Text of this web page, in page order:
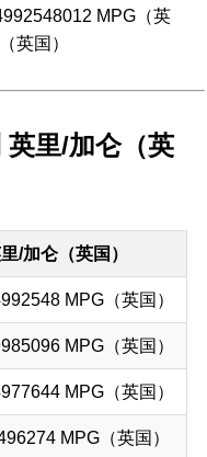
MPG（英
英国）
里/加仑（英
/加仑（英国）
MPG（英国）
MPG（英国）
MPG（英国）
MPG（英国）